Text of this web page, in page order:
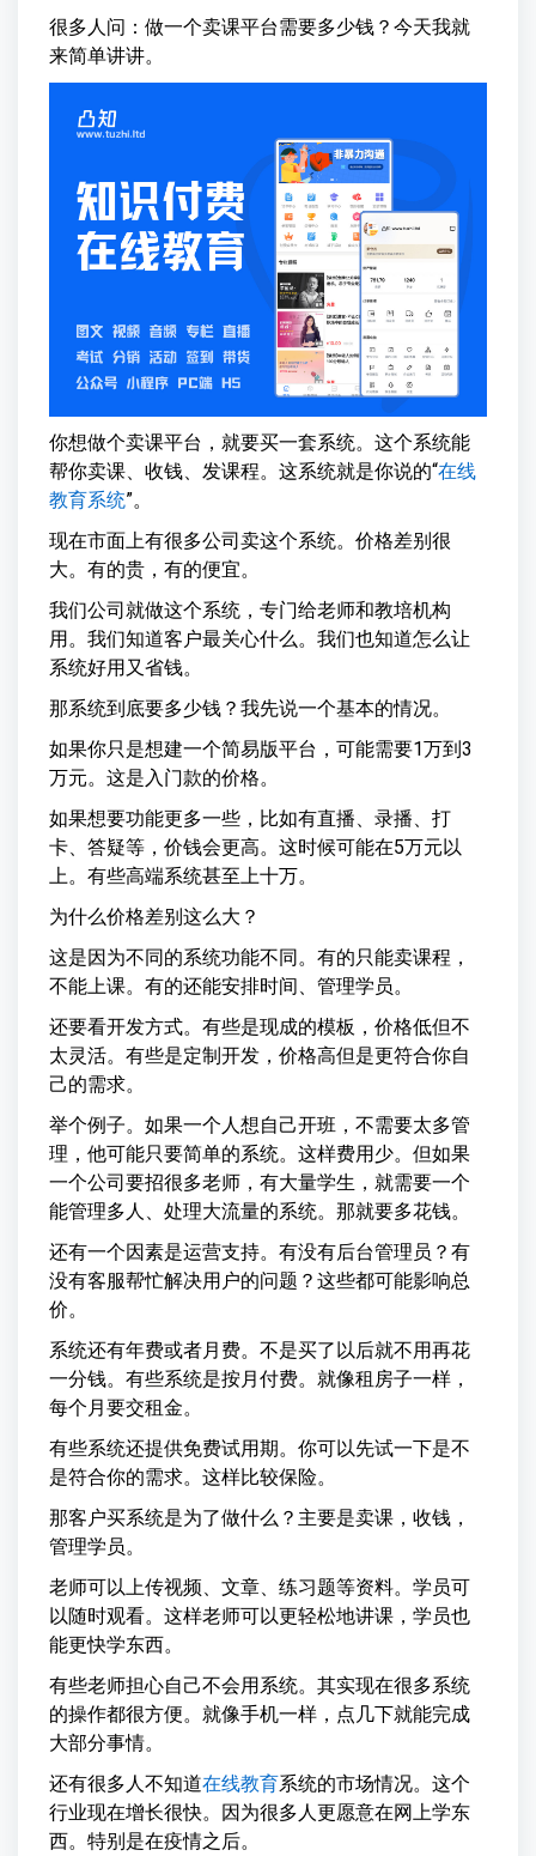
很多人问：做一个卖课平台需要多少钱？今天我就
来简单讲讲。
你想做个卖课平台，就要买一套系统。这个系统能
帮你卖课、收钱、发课程。这系统就是你说的“在线
教育系统”。
现在市面上有很多公司卖这个系统。价格差别很
大。有的贵，有的便宜。
我们公司就做这个系统，专门给老师和教培机构
用。我们知道客户最关心什么。我们也知道怎么让
系统好用又省钱。
那系统到底要多少钱？我先说一个基本的情况。
如果你只是想建一个简易版平台，可能需要1万到3
万元。这是入门款的价格。
如果想要功能更多一些，比如有直播、录播、打
卡、答疑等，价钱会更高。这时候可能在5万元以
上。有些高端系统甚至上十万。
为什么价格差别这么大？
这是因为不同的系统功能不同。有的只能卖课程，
不能上课。有的还能安排时间、管理学员。
还要看开发方式。有些是现成的模板，价格低但不
太灵活。有些是定制开发，价格高但是更符合你自
己的需求。
举个例子。如果一个人想自己开班，不需要太多管
理，他可能只要简单的系统。这样费用少。但如果
一个公司要招很多老师，有大量学生，就需要一个
能管理多人、处理大流量的系统。那就要多花钱。
还有一个因素是运营支持。有没有后台管理员？有
没有客服帮忙解决用户的问题？这些都可能影响总
价。
系统还有年费或者月费。不是买了以后就不用再花
一分钱。有些系统是按月付费。就像租房子一样，
每个月要交租金。
有些系统还提供免费试用期。你可以先试一下是不
是符合你的需求。这样比较保险。
那客户买系统是为了做什么？主要是卖课，收钱，
管理学员。
老师可以上传视频、文章、练习题等资料。学员可
以随时观看。这样老师可以更轻松地讲课，学员也
能更快学东西。
有些老师担心自己不会用系统。其实现在很多系统
的操作都很方便。就像手机一样，点几下就能完成
大部分事情。
还有很多人不知道在线教育系统的市场情况。这个
行业现在增长很快。因为很多人更愿意在网上学东
西。特别是在疫情之后。